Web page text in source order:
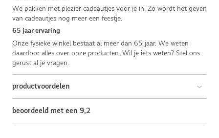
We pakken met plezier cadeautjes voor je in. Zo wordt het geven
van cadeautjes nog meer een feestje.
65 jaar ervaring
Onze fysieke winkel bestaat al meer dan 65 jaar. We weten
daardoor alles over onze producten. Wil je iets weten? Stel ons
gerust al je vragen.
productvoordelen
beoordeeld met een 9,2